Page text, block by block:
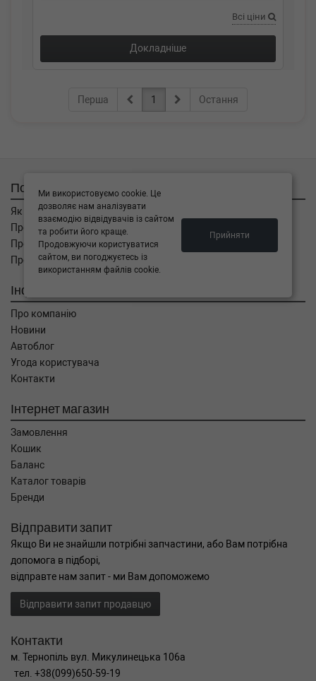
Всі ціни
Докладніше
Перша 1 Остання
Покупцям
Як замовити
Про оплату
Про доставку
Про повернення
Інформація
Про компанію
Новини
Автоблог
Угода користувача
Контакти
Інтернет магазин
Замовлення
Кошик
Баланс
Каталог товарів
Бренди
Відправити запит
Якщо Ви не знайшли потрібні запчастини, або Вам потрібна
допомога в підборі,
відправте нам запит - ми Вам допоможемо
Відправити запит продавцю
Контакти
м. Тернопіль вул. Микулинецька 106а
тел. +38(099)650-59-19
Ми використовуємо cookie. Це
дозволяє нам аналізувати
взаємодію відвідувачів із сайтом
та робити його краще.
Продовжуючи користуватися
сайтом, ви погоджуєтесь із
використанням файлів cookie.
Прийняти